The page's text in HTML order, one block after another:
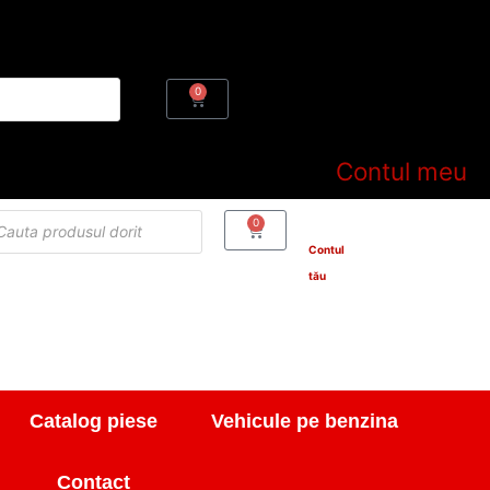
0 Cart
Contul meu
0 Cart
Contul
tău
Catalog piese Vehicule pe benzina
Contact